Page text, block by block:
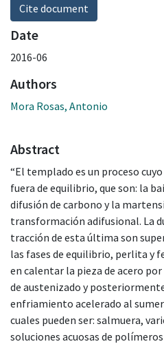
Cite document
Date
2016-06
Authors
Mora Rosas, Antonio
Abstract
“El templado es un proceso
fuera de equilibrio, que son: la
difusión de carbono y la
transformación adifusional. La
tracción de esta última son
las fases de equilibrio, perlita y
en calentar la pieza de acero
de austenizado y
enfriamiento acelerado al
cuales pueden ser: salmuera,
soluciones acuosas de